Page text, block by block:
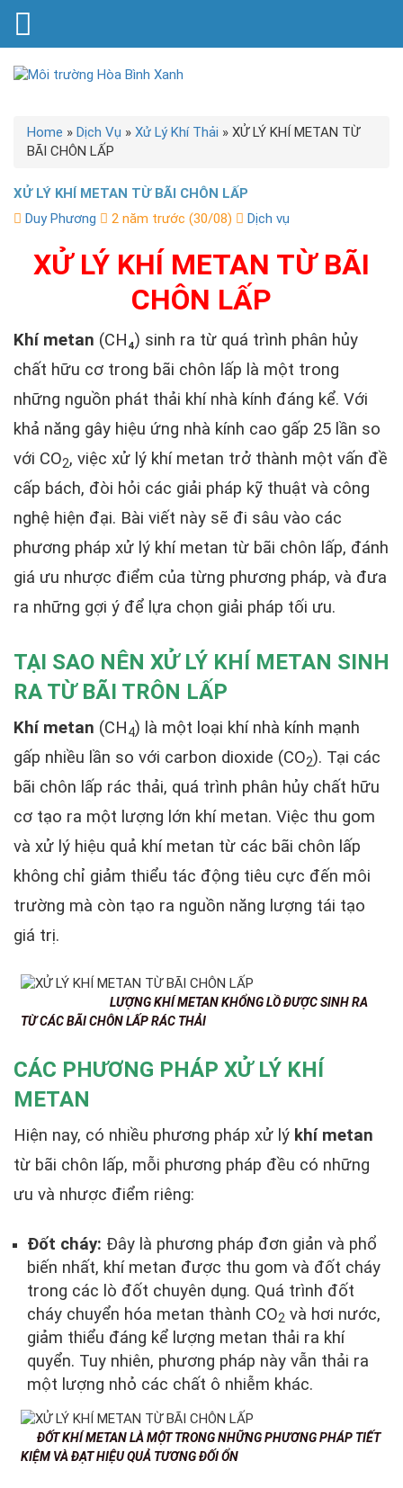
Home » Dịch Vụ » Xử Lý Khí Thải » XỬ LÝ KHÍ METAN TỪ
BÃI CHÔN LẤP
XỬ LÝ KHÍ METAN TỪ BÃI CHÔN LẤP
Duy Phương
2 năm trước (30/08) Dịch vụ
XỬ LÝ KHÍ METAN TỪ BÃI
CHÔN LẤP
Khí metan (CH₄) sinh ra từ quá trình phân hủy
chất hữu cơ trong bãi chôn lấp là một trong
những nguồn phát thải khí nhà kính đáng kể. Với
khả năng gây hiệu ứng nhà kính cao gấp 25 lần so
với CO2, việc xử lý khí metan trở thành một vấn đề
cấp bách, đòi hỏi các giải pháp kỹ thuật và công
nghệ hiện đại. Bài viết này sẽ đi sâu vào các
phương pháp xử lý khí metan từ bãi chôn lấp, đánh
giá ưu nhược điểm của từng phương pháp, và đưa
ra những gợi ý để lựa chọn giải pháp tối ưu.
TẠI SAO NÊN XỬ LÝ KHÍ METAN SINH
RA TỪ BÃI TRÔN LẤP
Khí metan (CH4) là một loại khí nhà kính mạnh
gấp nhiều lần so với carbon dioxide (CO2). Tại các
bãi chôn lấp rác thải, quá trình phân hủy chất hữu
cơ tạo ra một lượng lớn khí metan. Việc thu gom
và xử lý hiệu quả khí metan từ các bãi chôn lấp
không chỉ giảm thiểu tác động tiêu cực đến môi
trường mà còn tạo ra nguồn năng lượng tái tạo
giá trị.
LƯỢNG KHÍ METAN KHỔNG LỒ ĐƯỢC SINH RA
TỪ CÁC BÃI CHÔN LẤP RÁC THẢI
CÁC PHƯƠNG PHÁP XỬ LÝ KHÍ
METAN
Hiện nay, có nhiều phương pháp xử lý khí metan
từ bãi chôn lấp, mỗi phương pháp đều có những
ưu và nhược điểm riêng:
Đốt cháy: Đây là phương pháp đơn giản và phổ
biến nhất, khí metan được thu gom và đốt cháy
trong các lò đốt chuyên dụng. Quá trình đốt
cháy chuyển hóa metan thành CO2 và hơi nước,
giảm thiểu đáng kể lượng metan thải ra khí
quyển. Tuy nhiên, phương pháp này vẫn thải ra
một lượng nhỏ các chất ô nhiễm khác.
ĐỐT KHÍ METAN LÀ MỘT TRONG NHỮNG PHƯƠNG PHÁP TIẾT
KIỆM VÀ ĐẠT HIỆU QUẢ TƯƠNG ĐỐI ỔN